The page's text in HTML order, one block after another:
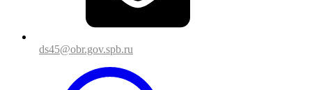
ds45@obr.gov.spb.ru